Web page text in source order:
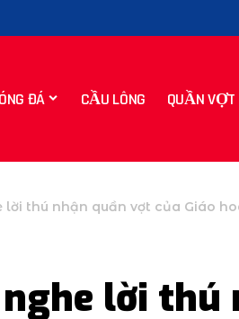
ĐÁ CẦU LÔNG QUẦN VỢT
lời thú nhận quần vợt của Giáo
lời thú